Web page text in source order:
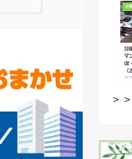
＞＞